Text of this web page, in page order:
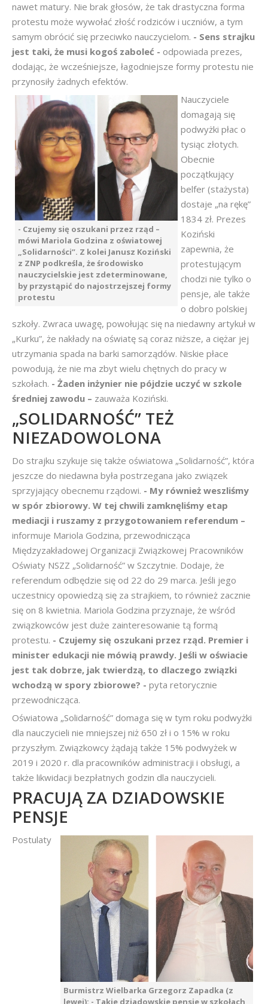
nawet matury. Nie brak głosów, że tak drastyczna forma
protestu może wywołać złość rodziców i uczniów, a tym
samym obrócić się przeciwko nauczycielom. - Sens strajku
jest taki, że musi kogoś zaboleć - odpowiada prezes,
dodając, że wcześniejsze, łagodniejsze formy protestu nie
przynosiły żadnych efektów.
- Czujemy się oszukani przez rząd –
mówi Mariola Godzina z oświatowej
„Solidarności”. Z kolei Janusz Koziński
z ZNP podkreśla, że środowisko
nauczycielskie jest zdeterminowane,
by przystąpić do najostrzejszej formy
protestu
Nauczyciele
domagają się
podwyżki płac o
tysiąc złotych.
Obecnie
początkujący
belfer (stażysta)
dostaje „na rękę”
1834 zł. Prezes
Koziński
zapewnia, że
protestującym
chodzi nie tylko o
pensje, ale także
o dobro polskiej
szkoły. Zwraca uwagę, powołując się na niedawny artykuł w
„Kurku”, że nakłady na oświatę są coraz niższe, a ciężar jej
utrzymania spada na barki samorządów. Niskie płace
powodują, że nie ma zbyt wielu chętnych do pracy w
szkołach. - Żaden inżynier nie pójdzie uczyć w szkole
średniej zawodu – zauważa Koziński.
„SOLIDARNOŚĆ” TEŻ
NIEZADOWOLONA
Do strajku szykuje się także oświatowa „Solidarność”, która
jeszcze do niedawna była postrzegana jako związek
sprzyjający obecnemu rządowi. - My również weszliśmy
w spór zbiorowy. W tej chwili zamknęliśmy etap
mediacji i ruszamy z przygotowaniem referendum –
informuje Mariola Godzina, przewodnicząca
Międzyzakładowej Organizacji Związkowej Pracowników
Oświaty NSZZ „Solidarność” w Szczytnie. Dodaje, że
referendum odbędzie się od 22 do 29 marca. Jeśli jego
uczestnicy opowiedzą się za strajkiem, to również zacznie
się on 8 kwietnia. Mariola Godzina przyznaje, że wśród
związkowców jest duże zainteresowanie tą formą
protestu. - Czujemy się oszukani przez rząd. Premier i
minister edukacji nie mówią prawdy. Jeśli w oświacie
jest tak dobrze, jak twierdzą, to dlaczego związki
wchodzą w spory zbiorowe? - pyta retorycznie
przewodnicząca.
Oświatowa „Solidarność” domaga się w tym roku podwyżki
dla nauczycieli nie mniejszej niż 650 zł i o 15% w roku
przyszłym. Związkowcy żądają także 15% podwyżek w
2019 i 2020 r. dla pracowników administracji i obsługi, a
także likwidacji bezpłatnych godzin dla nauczycieli.
PRACUJĄ ZA DZIADOWSKIE
PENSJE
Burmistrz Wielbarka Grzegorz Zapadka (z
lewej): - Takie dziadowskie pensje w szkołach
Postulaty